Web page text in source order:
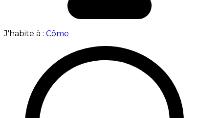
J'habite à : Côme